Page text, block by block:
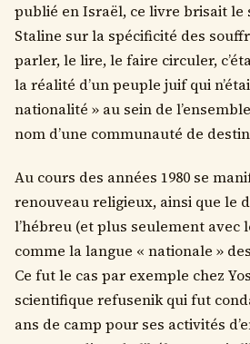
publié en Israël, ce livre brisait le
Staline sur la spécificité des
parler, le lire, le faire circuler,
la réalité d’un peuple juif qui
nationalité » au sein de
nom d’une communauté de
Au cours des années 1980 se
renouveau religieux, ainsi que le
l’hébreu (et plus seulement avec
comme la langue « nationale »
Ce fut le cas par exemple chez
scientifique refusenik qui fut
ans de camp pour ses activités